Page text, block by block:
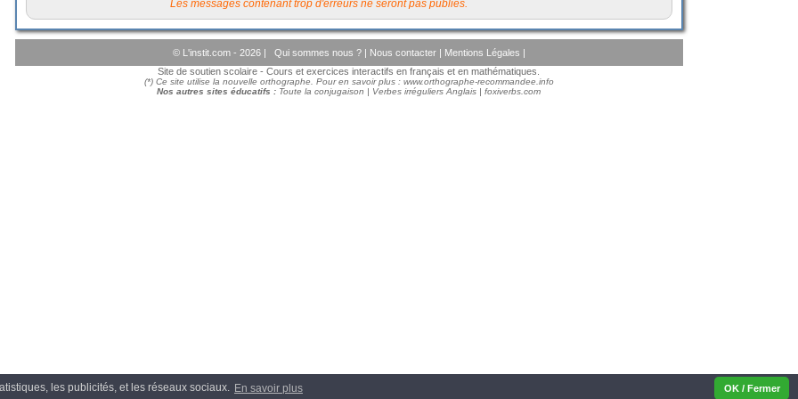
les publicités, et les réseaux sociaux. En savoir plus OK / Fermer
Les messages contenant trop d'erreurs ne seront pas publiés.
© L'instit.com - 2026 | Qui sommes nous ? Nous contacter Mentions Légales
Site de soutien scolaire - Cours et exercices interactifs en français et en mathématiques.
(*) Ce site utilise la nouvelle orthographe. Pour en savoir plus : www.orthographe-recommandee.info
Nos autres sites éducatifs : Toute la conjugaison | Verbes irréguliers Anglais | foxiverbs.com